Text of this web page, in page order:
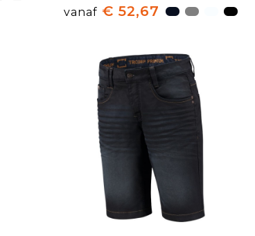
vanaf € 52,67